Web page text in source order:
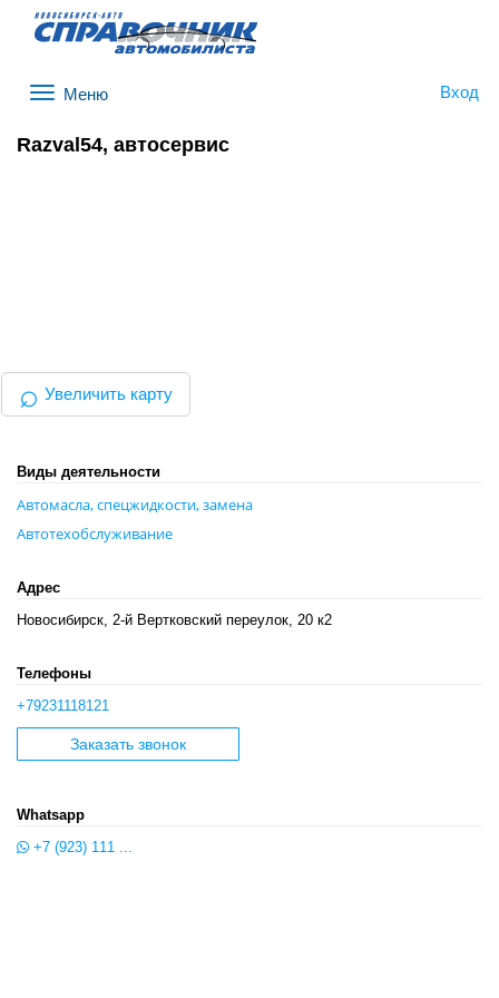
Вход
Razval54, автосервис
⌕ Увеличить карту
Виды деятельности
Автомасла, спецжидкости, замена
Автотехобслуживание
Адрес
Новосибирск, 2-й Вертковский переулок, 20 к2
Телефоны
+79231118121
Заказать звонок
Whatsapp
+7 (923) 111 ...